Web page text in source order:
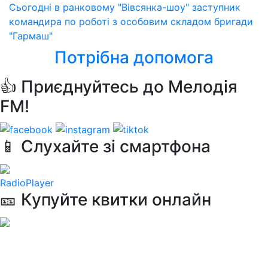
Сьогодні в ранковому "Вівсянка-шоу" заступник
командира по роботі з особовим складом бригади
"Гармаш"
Потрібна допомога
👍 Приєднуйтесь до Мелодія
FM!
📱 Слухайте зі смартфона
RadioPlayer
🎫 Купуйте квитки онлайн